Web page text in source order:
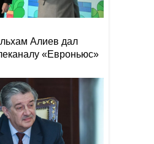
Алиев дал
«Евроньюс»